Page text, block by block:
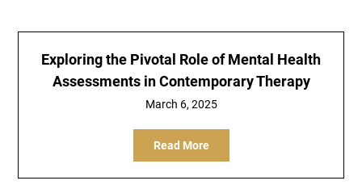
Exploring the Pivotal Role of Mental Health
Assessments in Contemporary Therapy
March 6, 2025
Read More